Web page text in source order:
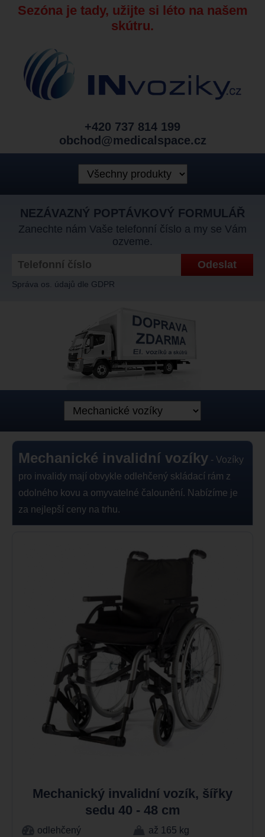
Sezóna je tady, užijte si léto na našem
skútru.
+420 737 814 199
obchod@medicalspace.cz
NEZÁVAZNÝ POPTÁVKOVÝ FORMULÁŘ
Zanechte nám Vaše telefonní číslo a my se Vám
ozveme.
Správa os. údajů dle GDPR
Mechanické invalidní vozíky - Vozíky
pro invalidy mají obvykle odlehčený skládací rám z
odolného kovu a omyvatelné čalounění. Nabízíme je
za nejlepší ceny na trhu.
Mechanický invalidní vozík, šířky
sedu 40 - 48 cm
odlehčený
až 165 kg